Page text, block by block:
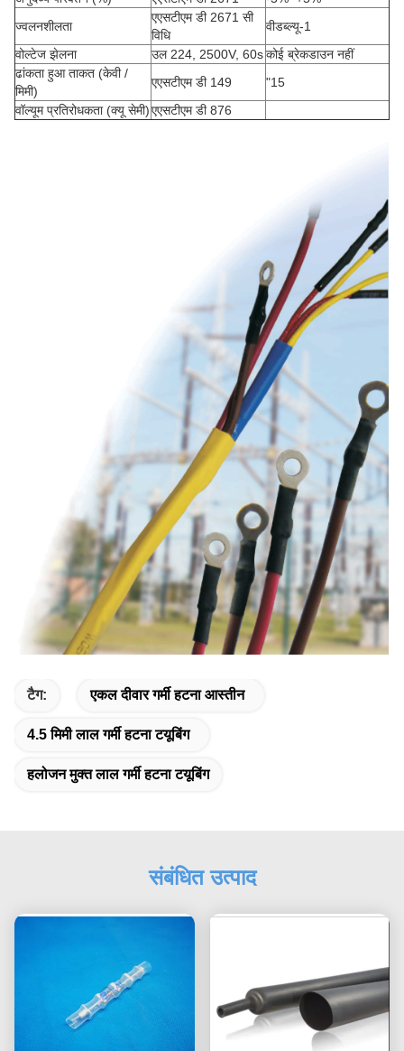
ज्वलनशीलता
एएसटीएम डी 2671 सी
विधि
वीडब्ल्यू-1
वोल्टेज झेलना
उल 224, 2500V, 60sकोई ब्रेकडाउन नहीं
ढांकता हुआ ताकत (केवी /
मिमी)
एएसटीएम डी 149
"15
वॉल्यूम प्रतिरोधकता (क्यू सेमी)एएसटीएम डी 876
टैग: एकल दीवार गर्मी हटना आस्तीन
4.5 मिमी लाल गर्मी हटना टयूबिंग
हलोजन मुक्त लाल गर्मी हटना टयूबिंग
संबंधित उत्पाद